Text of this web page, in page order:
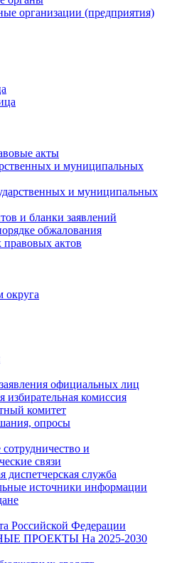
организации (предприятия)
акты
и муниципальных
и муниципальных
и бланки заявлений
обжалования
актов
округа
официальных лиц
избирательная комиссия
комитет
опросы
и
связи
диспетчерская служба
источники информации
Российской Федерации
ПРОЕКТЫ На 2025-2030